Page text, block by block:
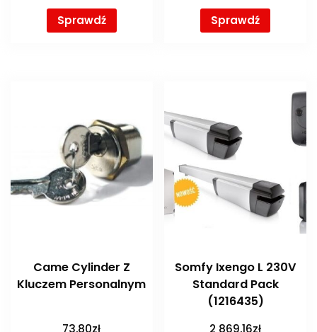
Sprawdź
Sprawdź
Came Cylinder Z
Kluczem Personalnym
73,80zł
Somfy Ixengo L 230V
Standard Pack
(1216435)
2 869,16zł